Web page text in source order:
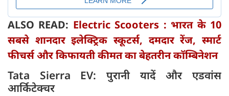
ALSO READ: Electric Scooters : भारत के 10
सबसे शानदार इलेक्ट्रिक स्कूटर्स, दमदार रेंज, स्मार्ट
फीचर्स और किफायती कीमत का बेहतरीन कॉम्बिनेशन
Tata Sierra EV: पुरानी यादें और एडवांस
आर्किटेक्चर